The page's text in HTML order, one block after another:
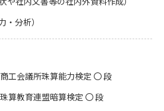
・分析）
工会議所珠算能力検定 〇 段
算教育連盟暗算検定 〇 段